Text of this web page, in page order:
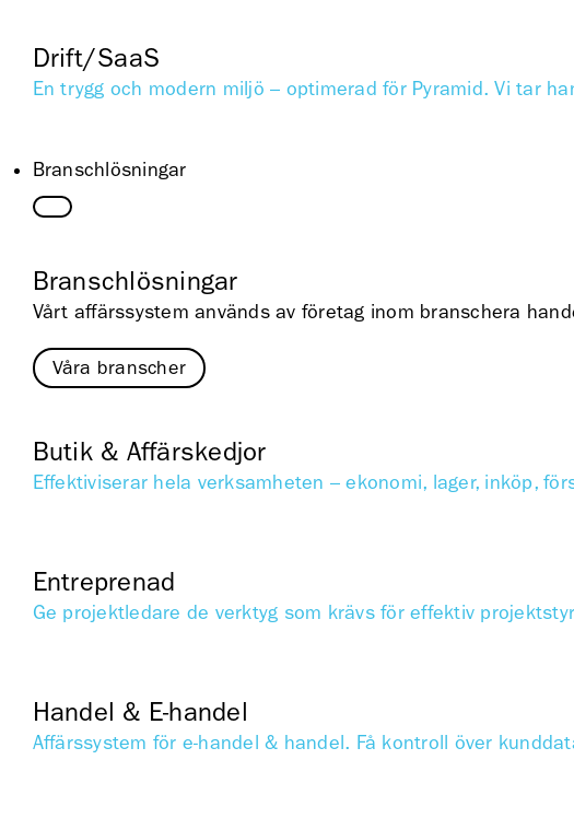
Drift/SaaS
En trygg och modern miljö – optimerad för Pyramid. Vi tar
Branschlösningar
Branschlösningar
Vårt affärssystem används av företag inom branschera
Våra branscher
Butik & Affärskedjor
Effektiviserar hela verksamheten – ekonomi, lager, inköp,
Entreprenad
Ge projektledare de verktyg som krävs för effektiv
Handel & E-handel
Affärssystem för e-handel & handel. Få kontroll över